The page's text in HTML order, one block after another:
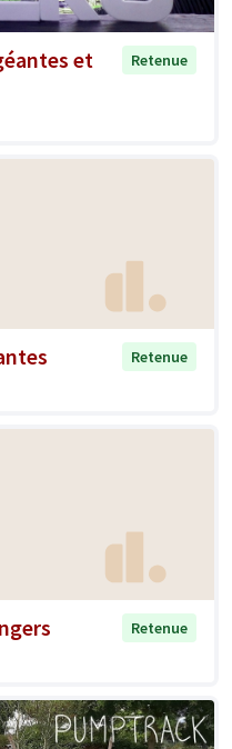
et
Retenue
Retenue
Retenue